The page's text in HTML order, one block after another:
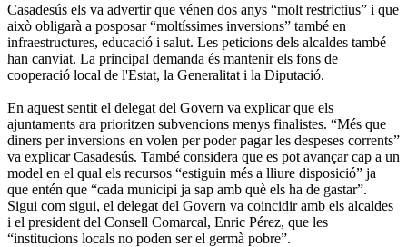
Casadesús els va advertir que vénen dos anys “molt restrictius” i que
això obligarà a posposar “moltíssimes inversions” també en
infraestructures, educació i salut. Les peticions dels alcaldes també
han canviat. La principal demanda és mantenir els fons de
cooperació local de l'Estat, la Generalitat i la Diputació.
En aquest sentit el delegat del Govern va explicar que els
ajuntaments ara prioritzen subvencions menys finalistes. “Més que
diners per inversions en volen per poder pagar les despeses corrents”
va explicar Casadesús. També considera que es pot avançar cap a un
model en el qual els recursos “estiguin més a lliure disposició” ja
que entén que “cada municipi ja sap amb què els ha de gastar”.
Sigui com sigui, el delegat del Govern va coincidir amb els alcaldes
i el president del Consell Comarcal, Enric Pérez, que les
“institucions locals no poden ser el germà pobre”.